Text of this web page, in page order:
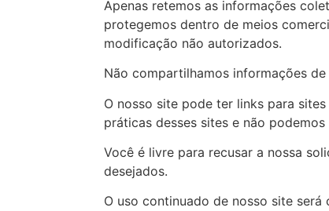
Apenas retemos as informações
protegemos dentro de meios
modificação não autorizados.
Não compartilhamos informações
O nosso site pode ter links para
práticas desses sites e não
Você é livre para recusar a nossa
desejados.
O uso continuado de nosso site